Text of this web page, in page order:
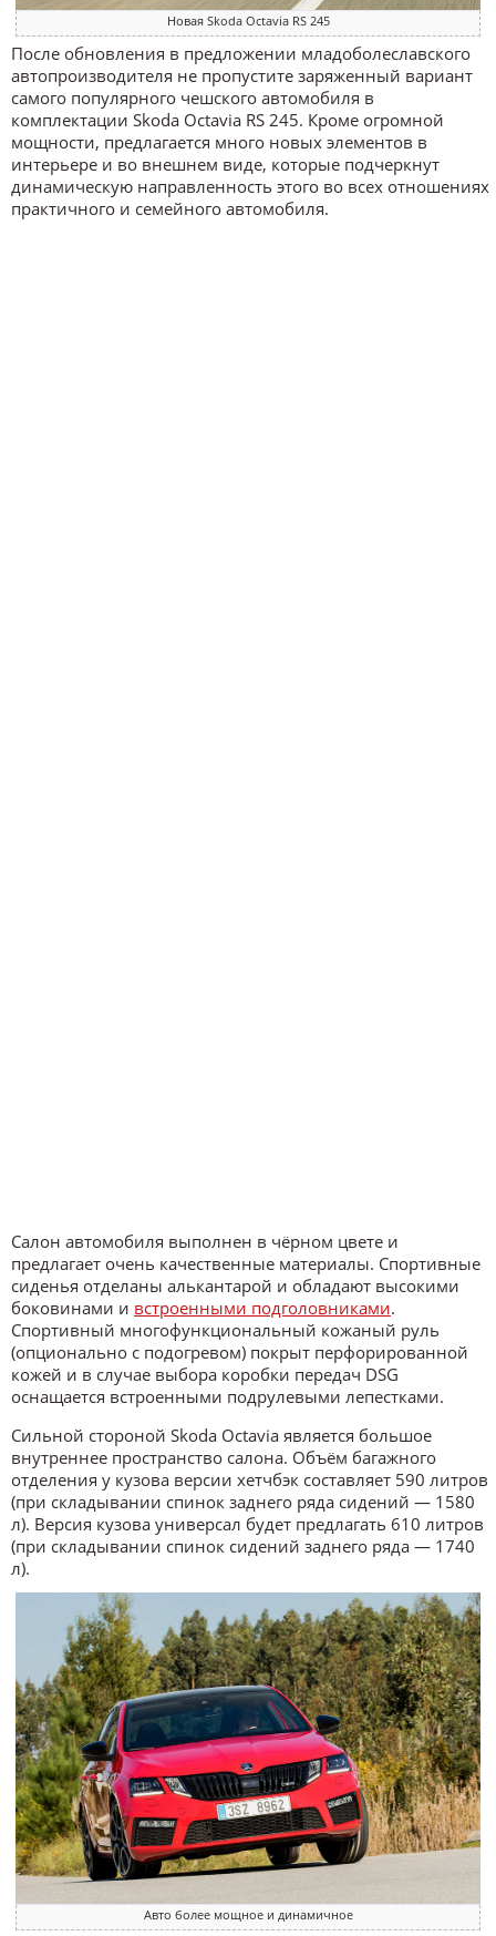
Новая Skoda Octavia RS 245
После обновления в предложении младоболеславского
автопроизводителя не пропустите заряженный вариант
самого популярного чешского автомобиля в
комплектации Skoda Octavia RS 245. Кроме огромной
мощности, предлагается много новых элементов в
интерьере и во внешнем виде, которые подчеркнут
динамическую направленность этого во всех отношениях
практичного и семейного автомобиля.
Салон автомобиля выполнен в чёрном цвете и
предлагает очень качественные материалы. Спортивные
сиденья отделаны алькантарой и обладают высокими
боковинами и встроенными подголовниками.
Спортивный многофункциональный кожаный руль
(опционально с подогревом) покрыт перфорированной
кожей и в случае выбора коробки передач DSG
оснащается встроенными подрулевыми лепестками.
Сильной стороной Skoda Octavia является большое
внутреннее пространство салона. Объём багажного
отделения у кузова версии хетчбэк составляет 590 литров
(при складывании спинок заднего ряда сидений — 1580
л). Версия кузова универсал будет предлагать 610 литров
(при складывании спинок сидений заднего ряда — 1740
л).
Авто более мощное и динамичное